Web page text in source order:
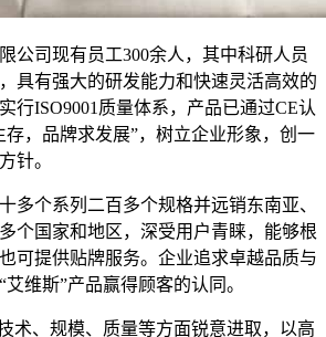
公司现有员工300余人，其中科研人员
具有强大的研发能力和快速灵活高效的
行ISO9001质量体系，产品已通过CE认
存，品牌求发展”，树立企业形象，创一
针。
多个系列二百多个规格并远销东南亚、
个国家和地区，深受用户青睐，能够根
可提供贴牌服务。企业追求卓越品质与
维斯”产品赢得顾客的认同。
术、规模、质量等方面锐意进取，以高